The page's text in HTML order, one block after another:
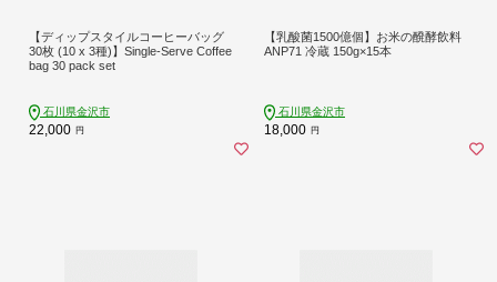
【ディップスタイルコーヒーバッグ
30枚 (10 x 3種)】Single-Serve Coffee
bag 30 pack set
石川県金沢市
22,000 円
【乳酸菌1500億個】お米の醗酵飲料
ANP71 冷蔵 150g×15本
石川県金沢市
18,000 円